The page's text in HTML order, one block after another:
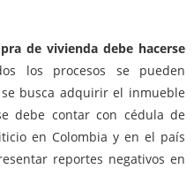
de vivienda debe hacerse
los procesos se pueden
busca adquirir el inmueble
debe contar con cédula de
en Colombia y en el país
reportes negativos en